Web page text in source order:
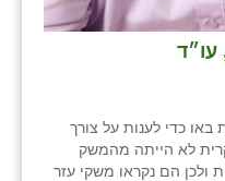
באו כדי לענות על צורך
לא הייתה מהמשק
ולכן הם נקראו משקי עזר